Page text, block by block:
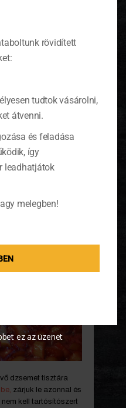
egy nagy
meggyet, az
felvágott
kevergetve főzzük
le kanállal.
dzsemet tisztára
zárjuk le azonnal és
kell tartósítószert
rövidített
tudtok vásárolni,
átvenni.
és feladása
így
leadhatjátok
melegben!
ez az üzenet